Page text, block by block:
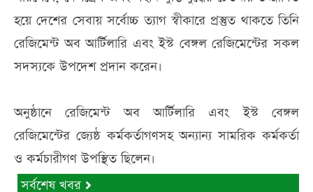
হয়ে দেশের সেবায় সর্বোচ্চ ত্যাগ স্বীকারে প্রস্তুত থাকতে তিনি
রেজিমেন্ট অব আর্টিলারি এবং ইস্ট বেঙ্গল রেজিমেন্টের সকল
সদস্যকে উপদেশ প্রদান করেন।
অনুষ্ঠানে রেজিমেন্ট অব আর্টিলারি এবং ইস্ট বেঙ্গল
রেজিমেন্টের জ্যেষ্ঠ কর্মকর্তাগণসহ অন্যান্য সামরিক কর্মকর্তা
ও কর্মচারীগণ উপস্থিত ছিলেন।
সর্বশেষ খবর